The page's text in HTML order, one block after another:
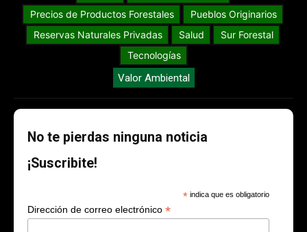
Precios de Productos Forestales
Pueblos Originarios
Reservas Naturales Privadas
Salud
Sur Forestal
Tecnologías
Valor Ambiental
No te pierdas ninguna noticia
¡Suscribite!
* indica que es obligatorio
Dirección de correo electrónico *